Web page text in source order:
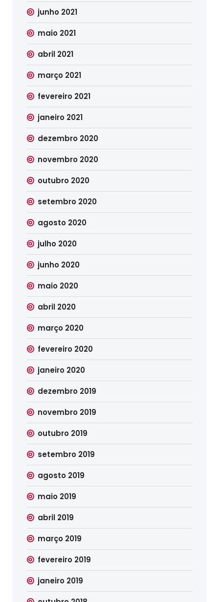
junho 2021
maio 2021
abril 2021
março 2021
fevereiro 2021
janeiro 2021
dezembro 2020
novembro 2020
outubro 2020
setembro 2020
agosto 2020
julho 2020
junho 2020
maio 2020
abril 2020
março 2020
fevereiro 2020
janeiro 2020
dezembro 2019
novembro 2019
outubro 2019
setembro 2019
agosto 2019
maio 2019
abril 2019
março 2019
fevereiro 2019
janeiro 2019